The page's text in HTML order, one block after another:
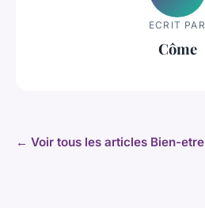
ECRIT PAR
Côme
← Voir tous les articles Bien-etre